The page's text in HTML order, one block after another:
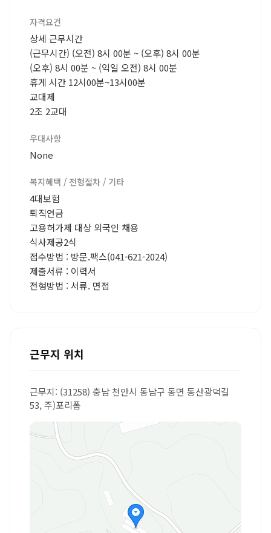
자격요건
상세 근무시간
(근무시간) (오전) 8시 00분 ~ (오후) 8시 00분
(오후) 8시 00분 ~ (익일 오전) 8시 00분
휴게 시간 12시00분~13시00분
교대제
2조 2교대
우대사항
None
복지혜택 / 전형절차 / 기타
4대보험
퇴직연금
고용허가제 대상 외국인 채용
식사제공2식
접수방법 : 방문.팩스(041-621-2024)
제출서류 : 이력서
전형방법 : 서류. 면접
근무지 위치
근무지: (31258) 충남 천안시 동남구 동면 동산광덕길
53, 주)포리폼